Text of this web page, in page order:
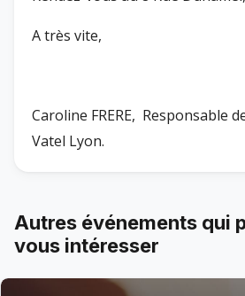
A très vite,
Caroline FRERE, Responsable
Vatel Lyon.
Autres événements qui
vous intéresser